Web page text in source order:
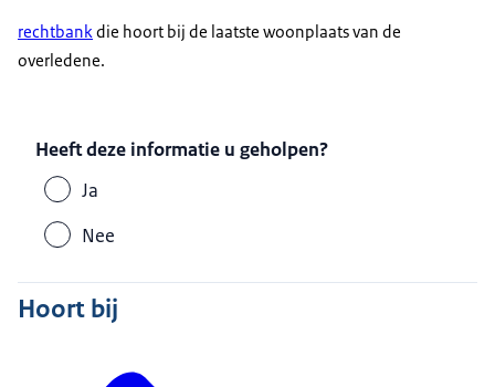
rechtbankdie hoort bij de laatste woonplaats van de
overledene.
Heeft deze informatie u geholpen?
Ja
Nee
Hoort bij